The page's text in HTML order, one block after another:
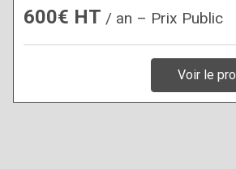
600€ HT / an – Prix Public
Voir le